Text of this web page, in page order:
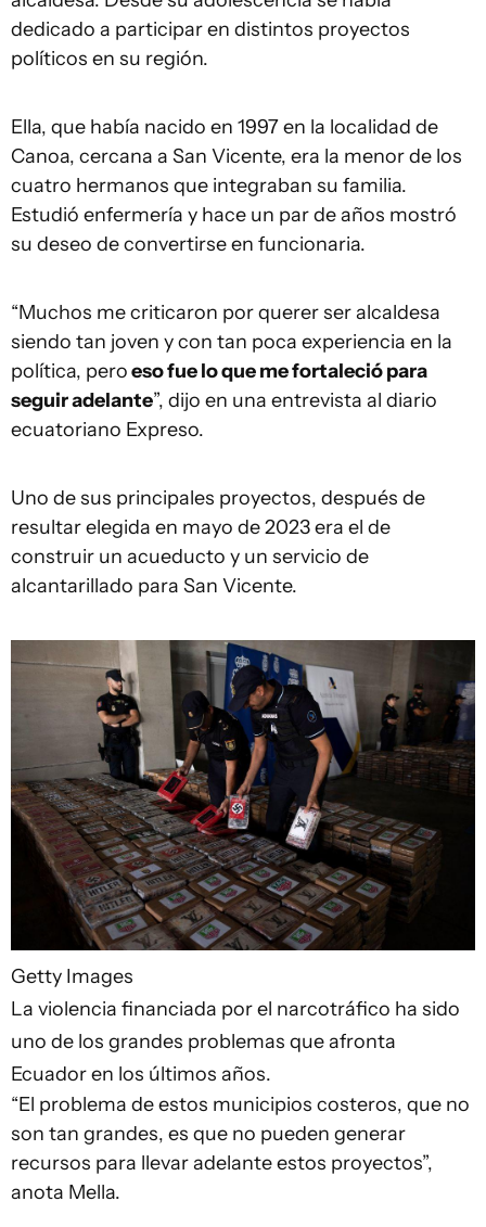
dedicado a participar en distintos proyectos
políticos en su región.
Ella, que había nacido en 1997 en la localidad de
Canoa, cercana a San Vicente, era la menor de los
cuatro hermanos que integraban su familia.
Estudió enfermería y hace un par de años mostró
su deseo de convertirse en funcionaria.
“Muchos me criticaron por querer ser alcaldesa
siendo tan joven y con tan poca experiencia en la
política, peroeso fue lo que me fortaleció para
seguir adelante”, dijo en una entrevista al diario
ecuatoriano Expreso.
Uno de sus principales proyectos, después de
resultar elegida en mayo de 2023 era el de
construir un acueducto y un servicio de
alcantarillado para San Vicente.
Getty Images
La violencia financiada por el narcotráfico ha sido
uno de los grandes problemas que afronta
Ecuador en los últimos años.
“El problema de estos municipios costeros, que no
son tan grandes, es que no pueden generar
recursos para llevar adelante estos proyectos”,
anota Mella.